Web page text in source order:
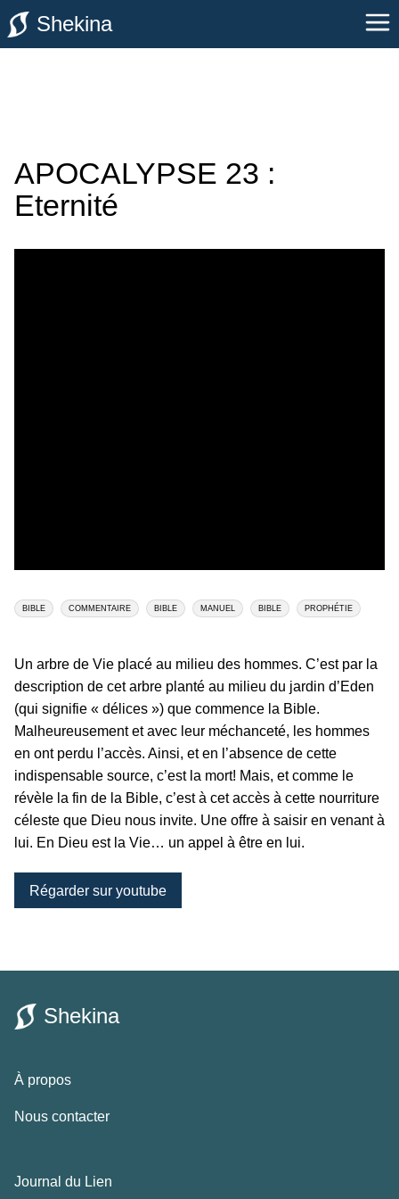
Shekina
APOCALYPSE 23 :
Eternité
BIBLE COMMENTAIRE BIBLE MANUEL BIBLE PROPHÉTIE
Un arbre de Vie placé au milieu des hommes. C’est par la
description de cet arbre planté au milieu du jardin d’Eden
(qui signifie « délices ») que commence la Bible.
Malheureusement et avec leur méchanceté, les hommes
en ont perdu l’accès. Ainsi, et en l’absence de cette
indispensable source, c’est la mort! Mais, et comme le
révèle la fin de la Bible, c’est à cet accès à cette nourriture
céleste que Dieu nous invite. Une offre à saisir en venant à
lui. En Dieu est la Vie… un appel à être en lui.
Régarder sur youtube
Shekina
À propos
Nous contacter
Journal du Lien